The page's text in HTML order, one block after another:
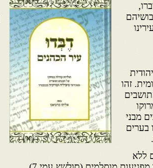
זהו
מבני
בערים
ללא